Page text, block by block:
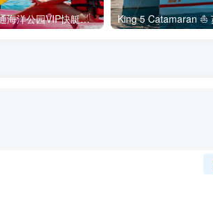
苏梅岛安通海洋公园VIP快艇一日游 ??